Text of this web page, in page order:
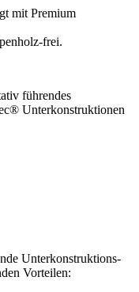
mit Premium
frei.
führendes
Unterkonstruktionen
Unterkonstruktions-
Vorteilen: